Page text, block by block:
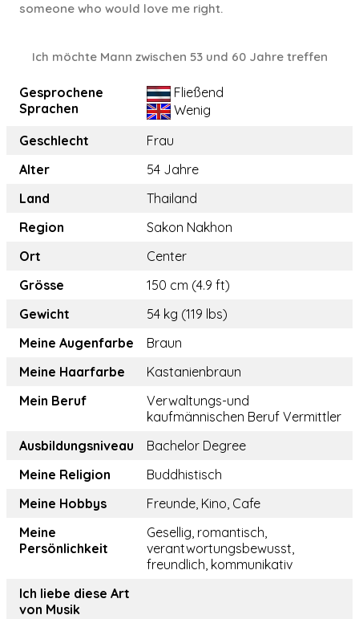
someone who would love me right.
Ich möchte Mann zwischen 53 und 60 Jahre treffen
Gesprochene
Sprachen
Fließend
Wenig
Geschlecht
Frau
Alter
54 Jahre
Land
Thailand
Region
Sakon Nakhon
Ort
Center
Grösse
150 cm (4.9 ft)
Gewicht
54 kg (119 lbs)
Meine Augenfarbe
Braun
Meine Haarfarbe
Kastanienbraun
Mein Beruf
Verwaltungs-und
kaufmännischen Beruf Vermittler
Ausbildungsniveau
Bachelor Degree
Meine Religion
Buddhistisch
Meine Hobbys
Freunde, Kino, Cafe
Meine
Persönlichkeit
Gesellig, romantisch,
verantwortungsbewusst,
freundlich, kommunikativ
Ich liebe diese Art
von Musik